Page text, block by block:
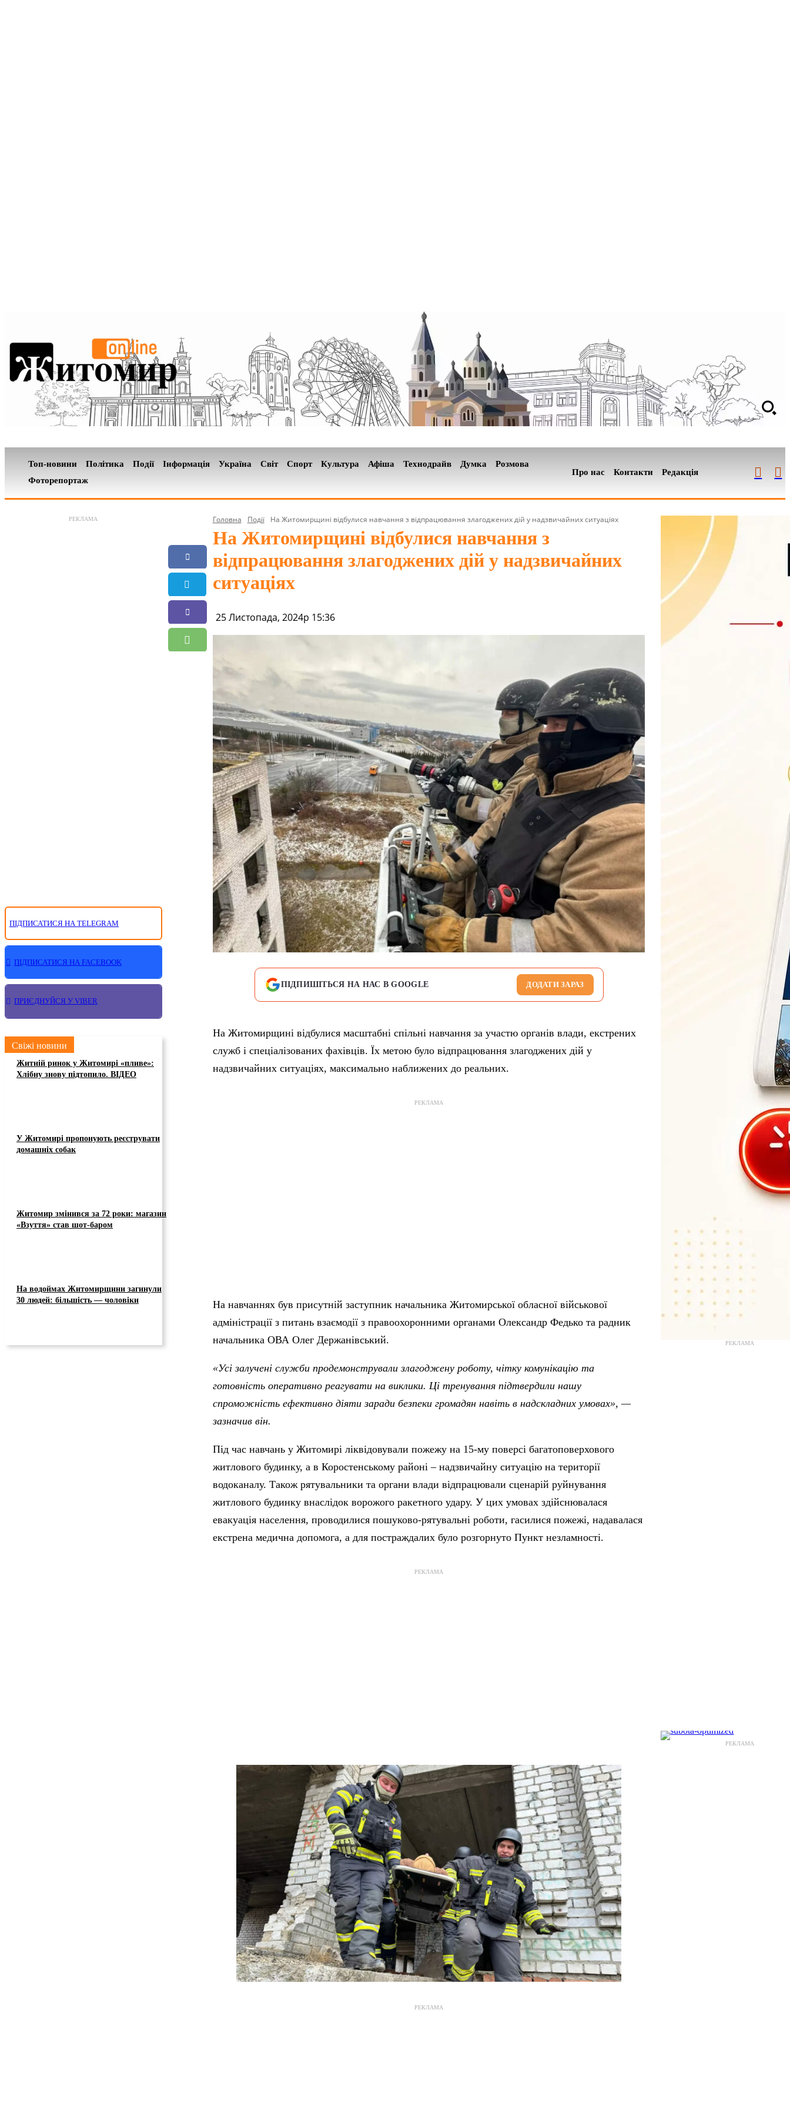
Топ-новини Політика Події Інформація Україна Світ Спорт Культура Афіша Технодрайв Думка
Розмова
Фоторепортаж
Про нас Контакти Редакція
РЕКЛАМА
ПІДПИСАТИСЯ НА TELEGRAM
ПІДПИСАТИСЯ НА FACEBOOK
ПРИЄДНУЙСЯ У VIBER
Свіжі новини
Житній ринок у Житомирі «пливе»:
Хлібну знову підтопило. ВІДЕО
У Житомирі пропонують реєструвати
домашніх собак
Житомир змінився за 72 роки: магазин
«Взуття» став шот-баром
На водоймах Житомирщини загинули
30 людей: більшість — чоловіки
Головна Події На Житомирщині відбулися навчання з відпрацювання злагоджених дій у надзвичайних ситуаціях
На Житомирщині відбулися навчання з
відпрацювання злагоджених дій у надзвичайних
ситуаціях
25 Листопада, 2024р 15:36
ПІДПИШІТЬСЯ НА НАС В GOOGLE ДОДАТИ ЗАРАЗ
На Житомирщині відбулися масштабні спільні навчання за участю органів влади, екстрених
служб і спеціалізованих фахівців. Їх метою було відпрацювання злагоджених дій у
надзвичайних ситуаціях, максимально наближених до реальних.
РЕКЛАМА
На навчаннях був присутній заступник начальника Житомирської обласної військової
адміністрації з питань взаємодії з правоохоронними органами Олександр Федько та радник
начальника ОВА Олег Держанівський.
«Усі залучені служби продемонстрували злагоджену роботу, чітку комунікацію та
готовність оперативно реагувати на виклики. Ці тренування підтвердили нашу
спроможність ефективно діяти заради безпеки громадян навіть в надскладних умовах», —
зазначив він.
Під час навчань у Житомирі ліквідовували пожежу на 15-му поверсі багатоповерхового
житлового будинку, а в Коростенському районі – надзвичайну ситуацію на території
водоканалу. Також рятувальники та органи влади відпрацювали сценарій руйнування
житлового будинку внаслідок ворожого ракетного удару. У цих умовах здійснювалася
евакуація населення, проводилися пошуково-рятувальні роботи, гасилися пожежі, надавалася
екстрена медична допомога, а для постраждалих було розгорнуто Пункт незламності.
РЕКЛАМА
РЕКЛАМА
РЕКЛАМА
РЕКЛАМА